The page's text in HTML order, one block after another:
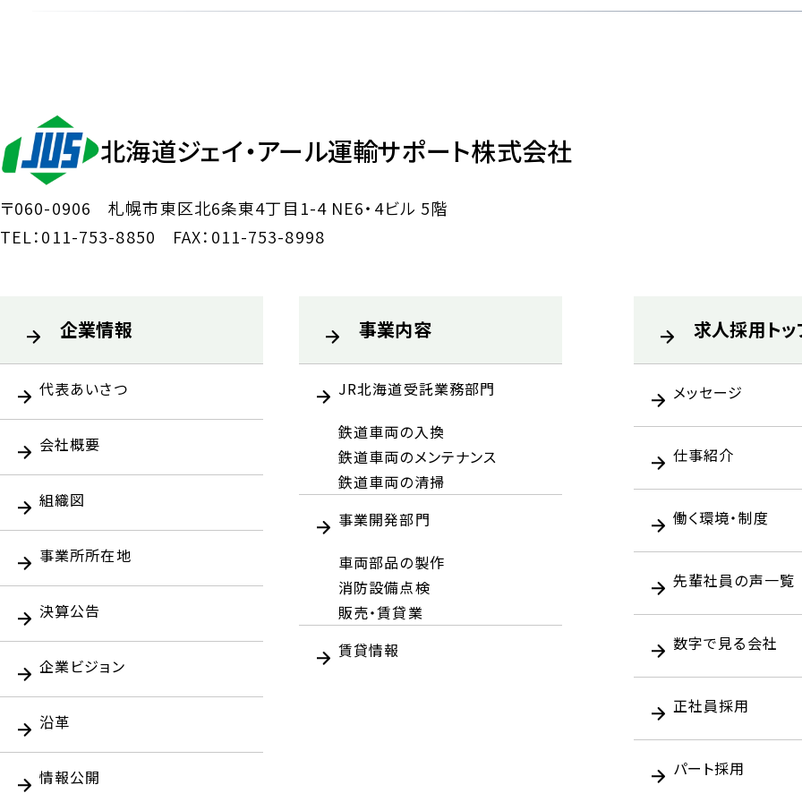
北海道ジェイ・アール運輸サポート株式会社
〒060-0906札幌市東区北6条東4丁目1-4 NE6・4ビル 5階
TEL：011-753-8850 FAX：011-753-8998
企業情報
代表あいさつ
会社概要
組織図
事業所所在地
決算公告
企業ビジョン
沿革
情報公開
事業内容
JR北海道受託業務部門
鉄道車両の入換
鉄道車両のメンテナンス
鉄道車両の清掃
事業開発部門
車両部品の製作
消防設備点検
販売・賃貸業
賃貸情報
求人採用トッ
メッセージ
仕事紹介
働く環境・制度
先輩社員の声一覧
数字で見る会社
正社員採用
パート採用